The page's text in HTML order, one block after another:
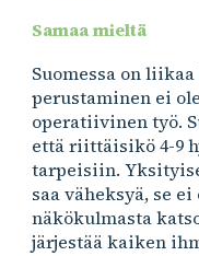
Samaa mieltä
Suomessa on
perustaminen ei
operatiivinen työ.
että riittäisikö 4-9
tarpeisiin.
saa väheksyä, se
näkökulmasta
järjestää kaiken